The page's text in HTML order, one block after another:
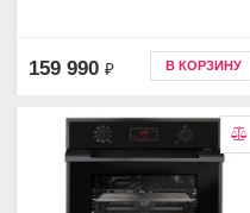
159 990 ₽ В КОРЗИНУ